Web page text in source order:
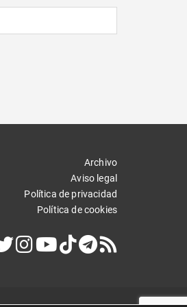
Archivo
Aviso legal
Política de privacidad
Política de cookies